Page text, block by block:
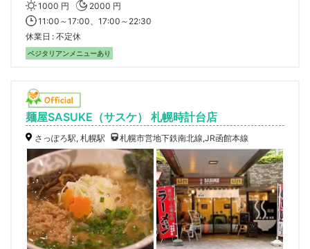
1000 円
2000 円
11:00～17:00、17:00～22:30
休業日
不定休
ベジタリアンメニューあり
麺屋SASUKE（サスケ） 札幌時計台店
さっぽろ駅, 札幌駅 札幌市営地下鉄南北線,JR函館本線